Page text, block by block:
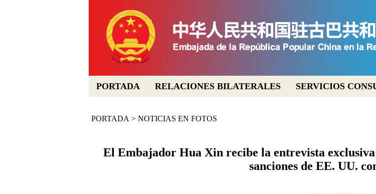
PORTADA RELACIONES BILATERALES SERVICIOS
PORTADA > NOTICIAS EN FOTOS
El Embajador Hua Xin recibe la entrevista
sanciones de EE. UU.